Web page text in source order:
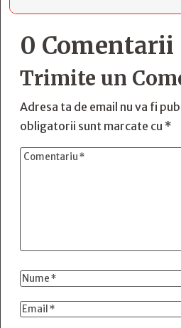
0 Comentarii
Trimite un
Adresa ta de email nu va fi
obligatorii sunt marcate cu *